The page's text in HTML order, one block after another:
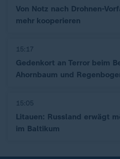
Von Notz nach Drohnen-
mehr kooperieren
15:17
Gedenkort an Terror beim
Ahornbaum und
15:05
Litauen: Russland erwägt
im Baltikum